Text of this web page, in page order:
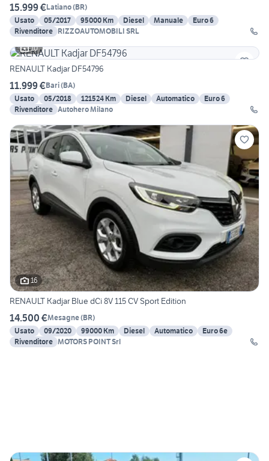
15.999 €Latiano(BR)
Usato
05/2017 95000 Km Diesel Manuale
Euro 6
Rivenditore RIZZOAUTOMOBILI SRL
10
RENAULT Kadjar DF54796
11.999 €Bari(BA)
Usato
05/2018 121524 Km Diesel Automatico
Euro 6
Rivenditore Autohero Milano
16
RENAULT Kadjar Blue dCi 8V 115 CV Sport Edition
14.500 €Mesagne(BR)
Usato
09/2020 99000 Km Diesel Automatico
Euro 6e
Rivenditore MOTORS POINT Srl